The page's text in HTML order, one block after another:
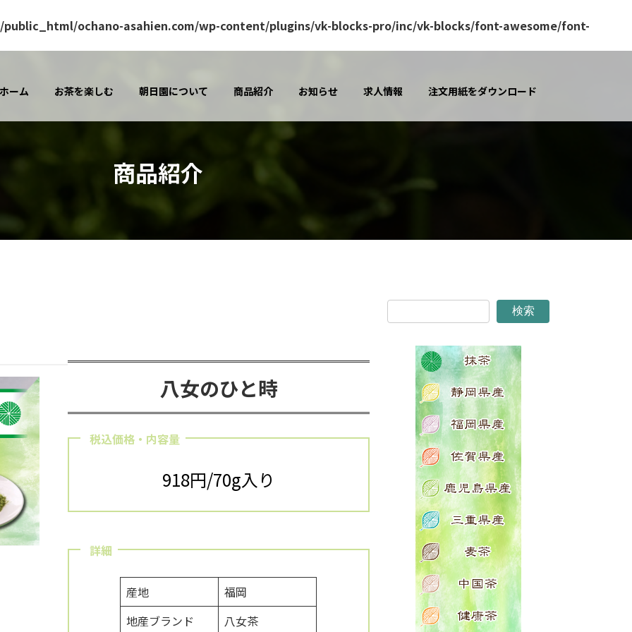
public_html/ochano-asahien.com/wp-content/plugins/vk-blocks-pro/inc/vk-blocks/font-awesome/font-
ホーム お茶を楽しむ 朝日園について 商品紹介 お知らせ 求人情報 注文用紙をダウンロード
商品紹介
八女のひと時
税込価格・内容量
918円/70g入り
詳細
産地
福岡
地産ブランド
八女茶
検索